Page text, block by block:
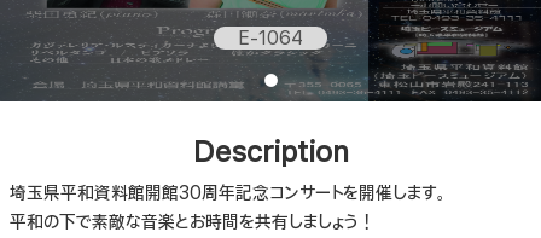
E-1064
Description
埼玉県平和資料館開館30周年記念コンサートを開催します。
平和の下で素敵な音楽とお時間を共有しましょう！